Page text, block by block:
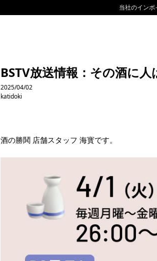
当社のインボ
BSTV放送情報：その酒に
2025/04/02
katidoki
酒の勝鬨 店舗スタッフ 海寳です。